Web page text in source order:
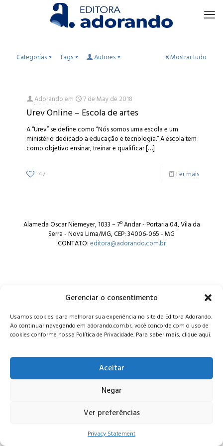
Gerenciar o consentimento
Usamos cookies para melhorar sua experiência no site da Editora Adorando.
Ao continuar navegando em adorando.com.br, você concorda com o uso de
cookies conforme nossa Política de Privacidade. Para saber mais, clique aqui.
Aceitar
Negar
Ver preferências
Privacy Statement
Categorias Tags Autores Mostrar tudo
Adorandoem 7 de May de 2018
Urev Online – Escola de artes
A “Urev” se define como “Nós somos uma escola e um
ministério dedicado a educação e tecnologia.” A escola tem
como objetivo ensinar, treinar e qualificar[…]
47 Ler mais
Alameda Oscar Niemeyer, 1033 – 7º Andar - Portaria 04, Vila da
Serra - Nova Lima/MG, CEP: 34006-065 - MG
CONTATO:editora@adorando.com.br
© Editora Adorando 2026. Todos os direitos reservados.
Consulte nossapolítica de privacidade.